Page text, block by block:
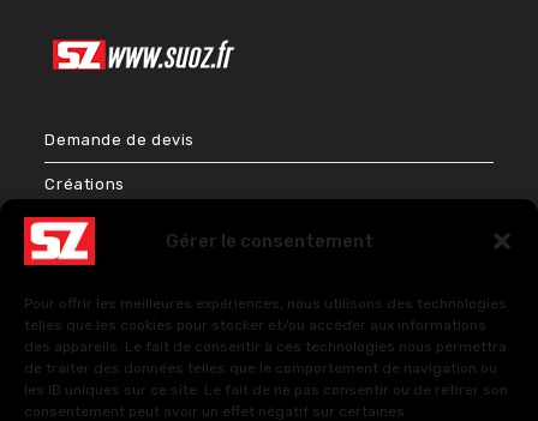
Gérer le consentement
Pour offrir les meilleures expériences, nous utilisons des technologies
telles que les cookies pour stocker et/ou accéder aux informations
des appareils. Le fait de consentir à ces technologies nous permettra
de traiter des données telles que le comportement de navigation ou
les ID uniques sur ce site. Le fait de ne pas consentir ou de retirer son
consentement peut avoir un effet négatif sur certaines
Demande de devis
Créations
Bien-être & Couleurs
FAQ – Questions fréquentes
Politique de cookies (UE)